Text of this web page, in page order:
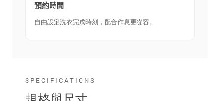
預約時間
自由設定洗衣完成時刻，配合作息更從容。
SPECIFICATIONS